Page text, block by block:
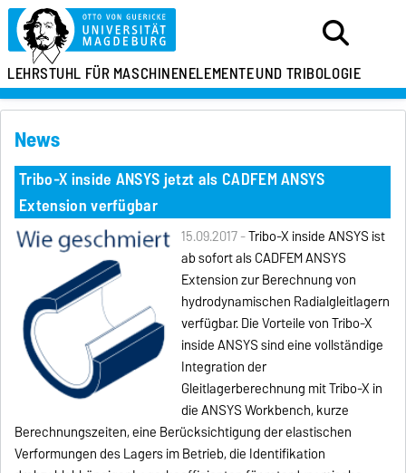
LEHRSTUHL FÜRMASCHINENELEMENTEUND TRIBOLOGIE
News
Tribo-X inside ANSYS jetzt als CADFEM ANSYS
Extension verfügbar
15.09.2017 -Tribo-X inside ANSYS ist
ab sofort als CADFEM ANSYS
Extension zur Berechnung von
hydrodynamischen Radialgleitlagern
verfügbar. Die Vorteile von Tribo-X
inside ANSYS sind eine vollständige
Integration der
Gleitlagerberechnung mit Tribo-X in
die ANSYS Workbench, kurze
Berechnungszeiten, eine Berücksichtigung der elastischen
Verformungen des Lagers im Betrieb, die Identifikation